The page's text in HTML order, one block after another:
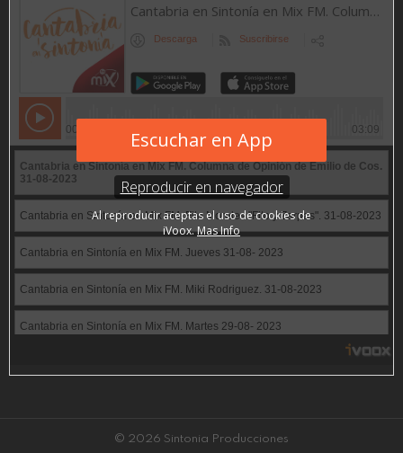
© 2026 Sintonia Producciones